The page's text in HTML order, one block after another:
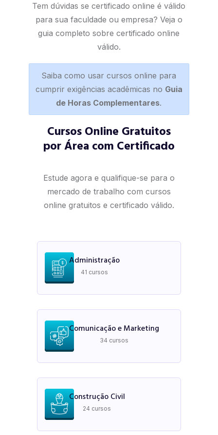
Tem dúvidas se certificado online é válido
para sua faculdade ou empresa? Veja o
guia completo sobre certificado online
válido.
Saiba como usar cursos online para
cumprir exigências acadêmicas no Guia
de Horas Complementares.
Cursos Online Gratuitos
por Área com Certificado
Estude agora e qualifique-se para o
mercado de trabalho com cursos
online gratuitos e certificado válido.
Administração
41 cursos
Comunicação e Marketing
34 cursos
Construção Civil
24 cursos